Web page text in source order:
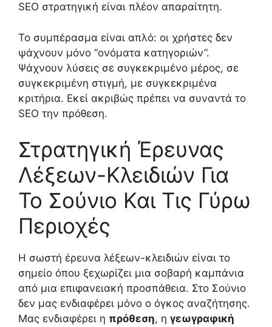
SEO στρατηγική είναι πλέον απαραίτητη.
Το συμπέρασμα είναι απλό: οι χρήστες δεν
ψάχνουν μόνο “ονόματα κατηγοριών”.
Ψάχνουν λύσεις σε συγκεκριμένο μέρος, σε
συγκεκριμένη στιγμή, με συγκεκριμένα
κριτήρια. Εκεί ακριβώς πρέπει να συναντά το
SEO την πρόθεση.
Στρατηγική Έρευνας
Λέξεων-Κλειδιών Για
Το Σούνιο Και Τις Γύρω
Περιοχές
Η σωστή έρευνα λέξεων-κλειδιών είναι το
σημείο όπου ξεχωρίζει μια σοβαρή καμπάνια
από μια επιφανειακή προσπάθεια. Στο Σούνιο
δεν μας ενδιαφέρει μόνο ο όγκος αναζήτησης.
Μας ενδιαφέρει η πρόθεση, η γεωγραφική